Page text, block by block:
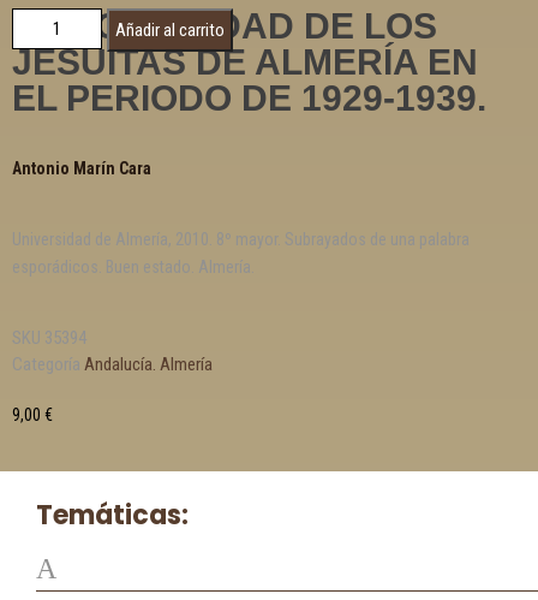
Temáticas:
A
LA COMUNIDAD DE LOS
JESUITAS DE ALMERÍA EN
EL PERIODO DE 1929-1939.
Antonio Marín Cara
Universidad de Almería, 2010. 8º mayor. Subrayados de una palabra
esporádicos. Buen estado. Almería.
SKU 35394
Categoría Andalucía. Almería
9,00 €
Añadir al carrito